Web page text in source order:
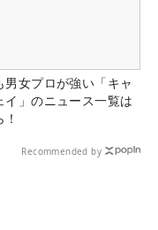
男女プロが強い「キャ
イ」のニュース一覧は
Recommended by